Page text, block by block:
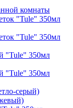
комнаты
"Tule" 350мл
"Tule" 350мл
"Tule" 350мл
"Tule" 350мл
серый)